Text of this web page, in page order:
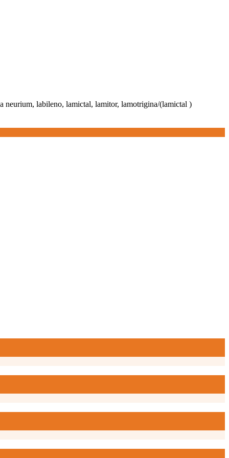
neurium, labileno, lamictal, lamitor, lamotrigina/(lamictal )